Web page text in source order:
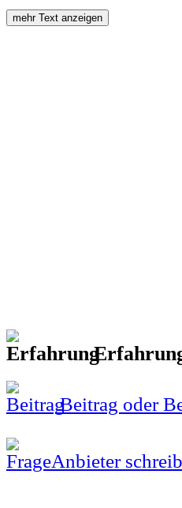
mehr Text anzeigen
Beitrag oder
Anbieter